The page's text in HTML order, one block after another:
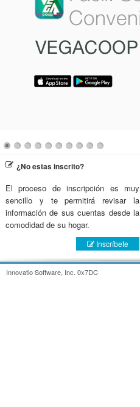
¿No estas inscrito?
El proceso de inscripción es muy
sencillo y te permitirá revisar la
información de sus cuentas desde la
comodidad de su hogar.
Inscríbete
Innovatio Software, Inc. 0x7DC